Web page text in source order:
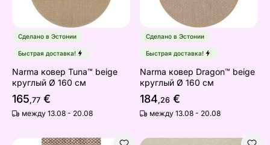
Сделано в Эстонии
Быстрая доставка!
Narma ковер Tuna™ beige
круглый Ø 160 см
165,77 €
между 13.08 - 20.08
Сделано в Эстонии
Быстрая доставка!
Narma ковер Dragon™ beige
круглый Ø 160 см
184,26 €
между 13.08 - 20.08